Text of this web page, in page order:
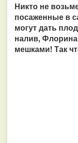
Никто не
посаженные в
могут дать
налив,
мешками! Так